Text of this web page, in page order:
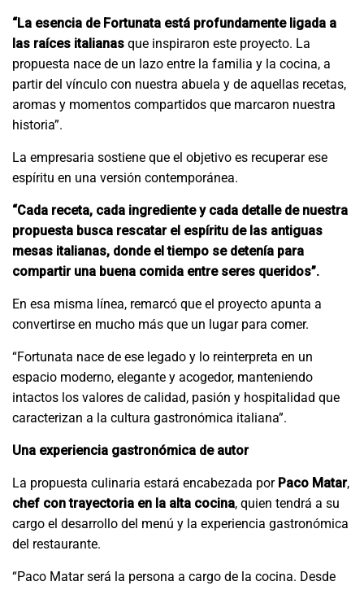
“La esencia de Fortunata está profundamente ligada a
las raíces italianas que inspiraron este proyecto. La
propuesta nace de un lazo entre la familia y la cocina, a
partir del vínculo con nuestra abuela y de aquellas recetas,
aromas y momentos compartidos que marcaron nuestra
historia”.
La empresaria sostiene que el objetivo es recuperar ese
espíritu en una versión contemporánea.
“Cada receta, cada ingrediente y cada detalle de nuestra
propuesta busca rescatar el espíritu de las antiguas
mesas italianas, donde el tiempo se detenía para
compartir una buena comida entre seres queridos”.
En esa misma línea, remarcó que el proyecto apunta a
convertirse en mucho más que un lugar para comer.
“Fortunata nace de ese legado y lo reinterpreta en un
espacio moderno, elegante y acogedor, manteniendo
intactos los valores de calidad, pasión y hospitalidad que
caracterizan a la cultura gastronómica italiana”.
Una experiencia gastronómica de autor
La propuesta culinaria estará encabezada por Paco Matar,
chef con trayectoria en la alta cocina, quien tendrá a su
cargo el desarrollo del menú y la experiencia gastronómica
del restaurante.
“Paco Matar será la persona a cargo de la cocina. Desde